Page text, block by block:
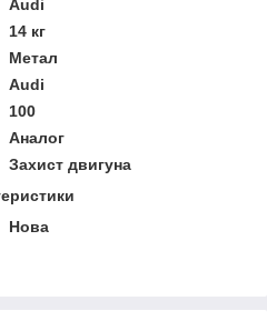
Audi
14 кг
Метал
Audi
100
Аналог
Захист двигуна
Нова